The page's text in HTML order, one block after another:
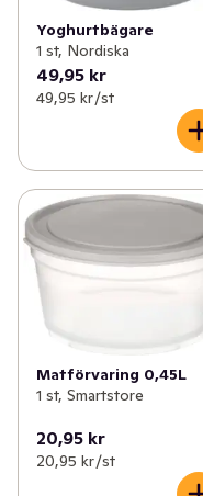
Yoghurtbägare
1 st, Nordiska
49,95 kr
49,95 kr /st
Matförvaring 0,45L
1 st, Smartstore
20,95 kr
20,95 kr /st